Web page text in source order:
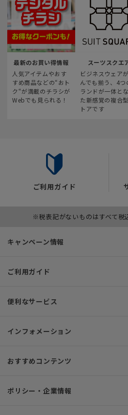
最新のお買い得情報
人気アイテムやおす
すめ商品などの“おト
ク“が満載のチラシが
Webでも見られる！
スーツスクエ
ビジネスウェア
んでも揃う、4つ
ランドが一体と
た新感覚の複合
トアです
ご利用ガイド
※税表記がないものはすべて税
キャンペーン情報
ご利用ガイド
便利なサービス
インフォメーション
おすすめコンテンツ
ポリシー・企業情報